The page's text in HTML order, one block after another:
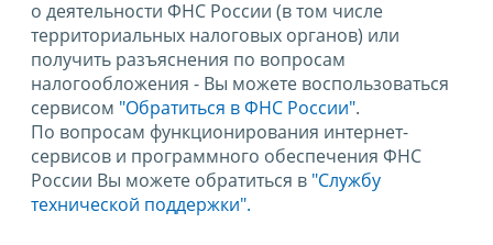
о деятельности ФНС России (в том числе
территориальных налоговых органов) или
получить разъяснения по вопросам
налогообложения - Вы можете воспользоваться
сервисом "Обратиться в ФНС России".
По вопросам функционирования интернет-
сервисов и программного обеспечения ФНС
России Вы можете обратиться в "Службу
технической поддержки".